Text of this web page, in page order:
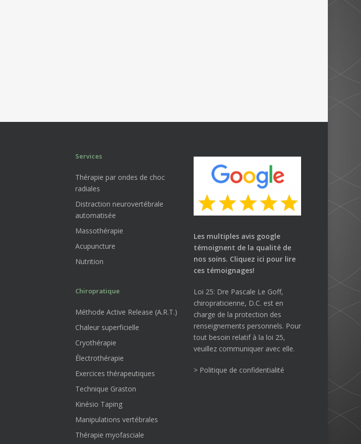
Services
Thérapie par ondes de choc
radiales
Distraction neurovertébrale
automatisée
Massothérapie
Acupuncture
Nutrition
Chiropratique
Méthode Active Release (A.R.T.)
Chaleur superficielle
Cryothérapie
Électrothérapie
Exercices thérapeutiques
Technique Graston
Kinésio Taping
Manipulations vertébrales
Thérapie myofasciale
Les multiples avis google
témoignent de la qualité de
nos soins. Cliquez ici pour lire
ces témoignages!
Loi 25: Dre Pascale Le Goff,
chiropraticienne, D.C. est en
charge de la protection des
renseignements personnels. Pour
tout besoin relatif à la loi 25,
veuillez communiquer avec elle.
> Politique de confidentialité